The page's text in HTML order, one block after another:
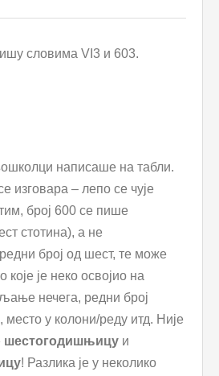
словима VI3 и 603.
написаше на табли.
изговара – лепо се чује
број 600 се пише
стотина), а не
број од шест, те може
које је неко освојио на
нечега, редни број
у колони/реду итд. Није
шестогодишњицу и
! Разлика је у неколико